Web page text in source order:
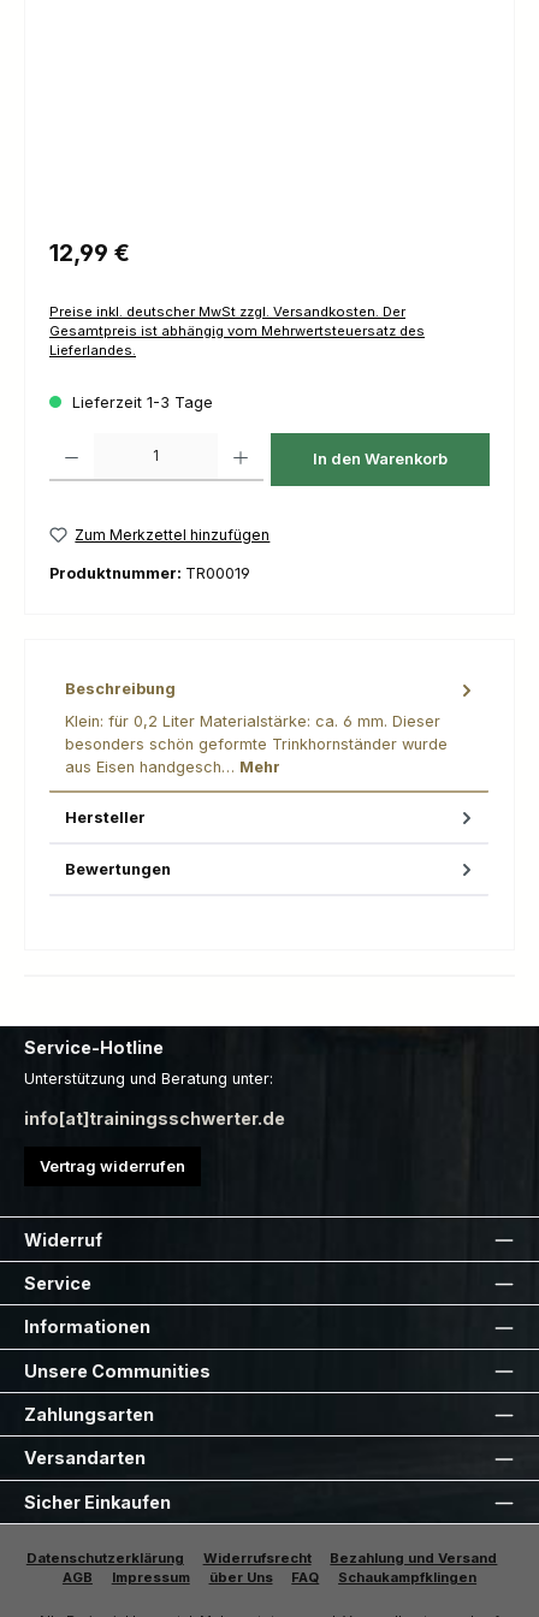
Regulärer Preis:
12,99 €
Preise inkl. deutscher MwSt zzgl. Versandkosten. Der
Gesamtpreis ist abhängig vom Mehrwertsteuersatz des
Lieferlandes.
Lieferzeit 1-3 Tage
In den Warenkorb
Zum Merkzettel hinzufügen
Produktnummer: TR00019
Beschreibung
Klein: für 0,2 Liter Materialstärke: ca. 6 mm. Dieser
besonders schön geformte Trinkhornständer wurde
aus Eisen handgesch… Mehr
Hersteller
Bewertungen
Service-Hotline
Unterstützung und Beratung unter:
info[at]trainingsschwerter.de
Vertrag widerrufen
Widerruf
Service
Informationen
Unsere Communities
Zahlungsarten
Versandarten
Sicher Einkaufen
Datenschutzerklärung Widerrufsrecht
Bezahlung und Versand
AGB
Impressum über Uns FAQ Schaukampfklingen